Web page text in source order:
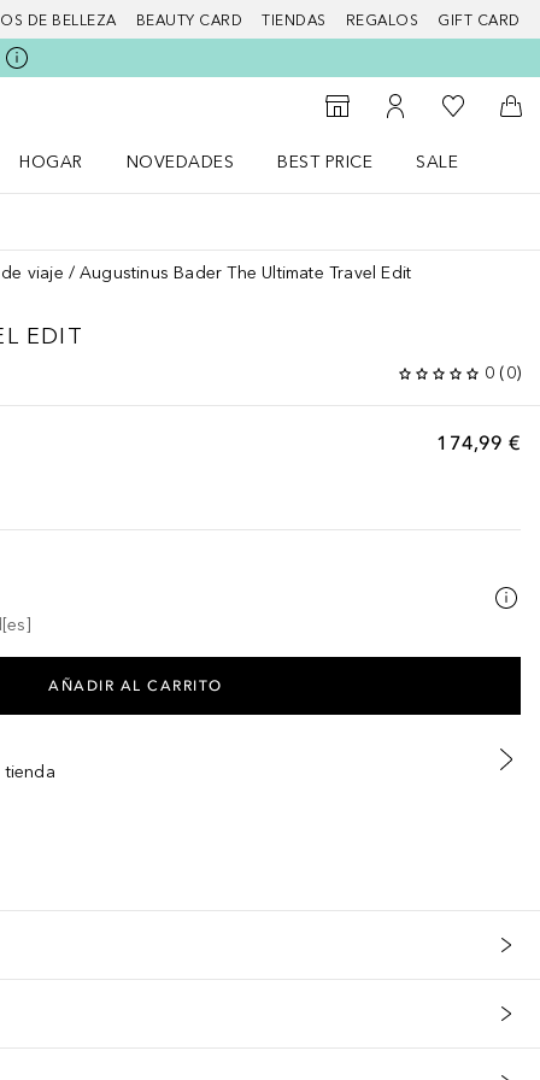
DE BELLEZA BEAUTY CARD TIENDAS REGALOS GIFT CARD
Al Storefinder
Mi cuenta
Mi lista de
A
HOGAR
NOVEDADES
BEST PRICE
SALE
viaje Augustinus Bader The Ultimate Travel Edit
EDIT
0 (0)
174,99 €
AÑADIR AL CARRITO
tienda